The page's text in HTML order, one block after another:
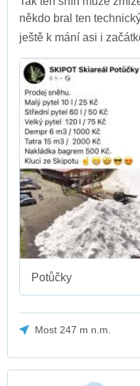
někdo bral ten
ještě k mání asi i
Potůčky
Most 247 m n.m.